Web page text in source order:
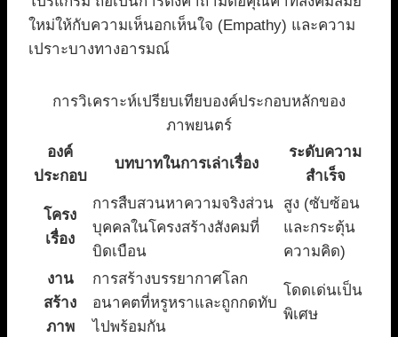
ใหม่ให้กับความเห็นอกเห็นใจ (Empathy) และความ
เปราะบางทางอารมณ์
การวิเคราะห์เปรียบเทียบองค์ประกอบหลักของ
ภาพยนตร์
องค์
ประกอบ
บทบาทในการเล่าเรื่อง
ระดับความ
สำเร็จ
โครง
เรื่อง
การสืบสวนหาความจริงส่วน
บุคคลในโครงสร้างสังคมที่
บิดเบือน
สูง (ซับซ้อน
และกระตุ้น
ความคิด)
งาน
สร้าง
ภาพ
การสร้างบรรยากาศโลก
อนาคตที่หรูหราและถูกกดทับ
ไปพร้อมกัน
โดดเด่นเป็น
พิเศษ